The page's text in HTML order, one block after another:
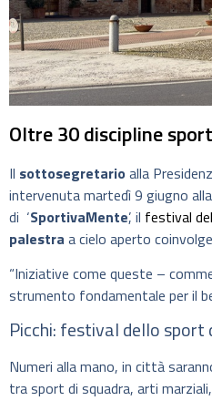
Oltre 30 discipline
Il sottosegretario alla
intervenuta martedì 9 giugno
di ‘SportivaMente’, il festival
palestra a cielo aperto
“Iniziative come queste –
strumento fondamentale per il
Picchi: festival dello sport
Numeri alla mano, in città
tra sport di squadra, arti